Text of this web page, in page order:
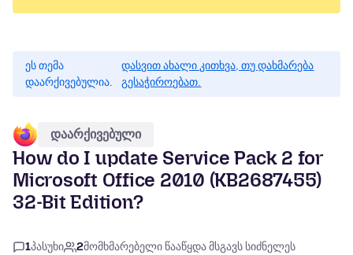
ეს თემა
დაარქივებულია.
დასვით ახალი კითხვა, თუ დახმარება
გესაჭიროებათ.
დაარქივებული
How do I update Service Pack 2 for
Microsoft Office 2010 (KB2687455)
32-Bit Edition?
1პასუხი 2მომხმარებელი წააწყდა მსგავს სიძნელეს